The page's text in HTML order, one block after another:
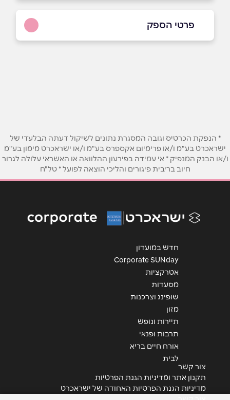
פרטי הספק
טלפון*
אימייל *
אנא חזרו אלי בקשר ל...
* הנפקת הכרטיס וגובה המסגרת נתונים לשיקול דעתה הבלעדי של
ישראכרט בע"מ ו/או פרימיום אקספרס בע"מ ו/או ישראכרט מימון בע"מ
ו/או הבנק המנפיק * אי עמידה בפירעון ההלוואה או האשראי עלולה לגרור
חיוב בריבית פיגורים והליכי הוצאה לפועל * טל"ח
חדש במועדון
Corporate SUNday
אטרקציות
מסעדות
שופינג וצרכנות
מזון
תיירות ונופש
תרבות ופנאי
אורח חיים בריא
לבית
צור קשר
תקנון אתר ומדיניות הגנת הפרטיות
מדיניות הגנת הפרטיות האחודה של ישראכרט